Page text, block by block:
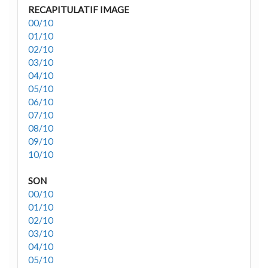
RECAPITULATIF IMAGE
00/10
01/10
02/10
03/10
04/10
05/10
06/10
07/10
08/10
09/10
10/10
SON
00/10
01/10
02/10
03/10
04/10
05/10